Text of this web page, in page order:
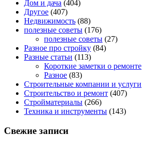
Дом и дача (404)
Другое (407)
Недвижимость (88)
полезные советы (176)
полезные советы (27)
Разное про стройку (84)
Разные статьи (113)
Короткие заметки о ремонте
Разное (83)
Строительные компании и услуги
Строительство и ремонт (407)
Стройматериалы (266)
Техника и инструменты (143)
Свежие записи